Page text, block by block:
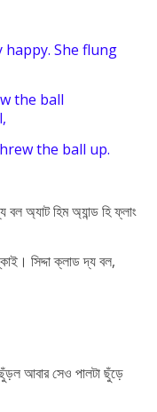
happy. She flung
the ball
the ball up.
বল অ্যাট হিম অ্যান্ড হি ফ্লাং
সিদ্দা ক্লাড দ্য বল,
আবার সেও পালটা ছুঁড়ে